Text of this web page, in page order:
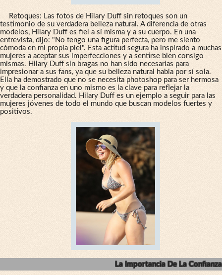
Retoques: Las fotos de Hilary Duff sin retoques son un
testimonio de su verdadera belleza natural. A diferencia de otras
modelos, Hilary Duff es fiel a sí misma y a su cuerpo. En una
entrevista, dijo: "No tengo una figura perfecta, pero me siento
cómoda en mi propia piel". Esta actitud segura ha inspirado a muchas
mujeres a aceptar sus imperfecciones y a sentirse bien consigo
mismas. Hilary Duff sin bragas no han sido necesarias para
impresionar a sus fans, ya que su belleza natural habla por sí sola.
Ella ha demostrado que no se necesita photoshop para ser hermosa
y que la confianza en uno mismo es la clave para reflejar la
verdadera personalidad. Hilary Duff es un ejemplo a seguir para las
mujeres jóvenes de todo el mundo que buscan modelos fuertes y
positivos.
La Importancia De La Confianza